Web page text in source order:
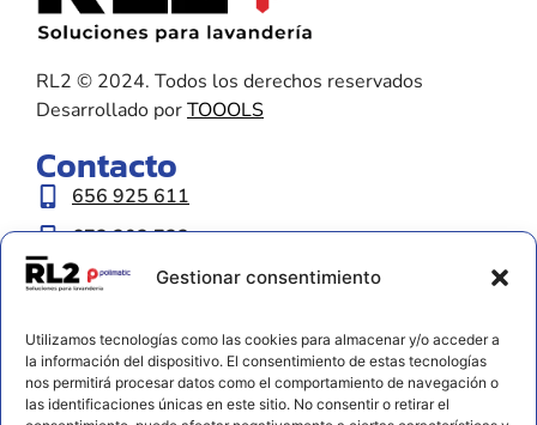
Gestionar consentimiento
Utilizamos tecnologías como las cookies para almacenar y/o acceder a
la información del dispositivo. El consentimiento de estas tecnologías
nos permitirá procesar datos como el comportamiento de navegación o
las identificaciones únicas en este sitio. No consentir o retirar el
RL2 © 2024. Todos los derechos reservados
Desarrollado porTOOOLS
Contacto
656 925 611
672 202 722
info@rl2.eu
Información
Política de cookies
Aviso legal y privacidad